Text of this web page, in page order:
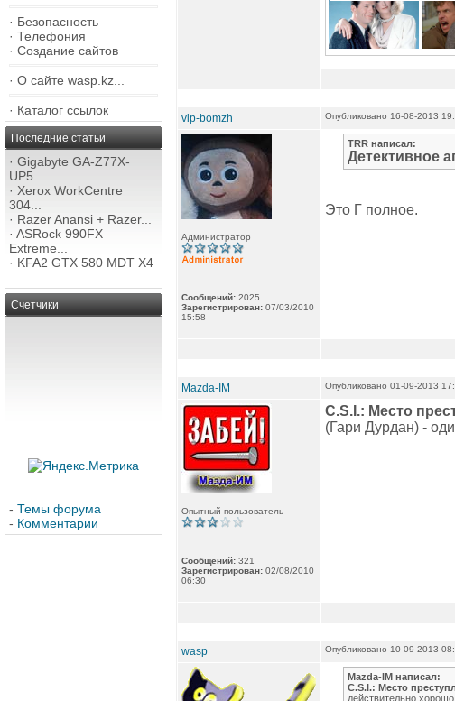
· Безопасность
· Телефония
· Создание сайтов
· О сайте wasp.kz...
· Каталог ссылок
Последние статьи
· Gigabyte GA-Z77X-
UP5...
· Xerox WorkCentre
304...
· Razer Anansi + Razer...
· ASRock 990FX
Extreme...
· KFA2 GTX 580 MDT X4
Счетчики
- Темы форума
- Комментарии
vip-bomzh Опубликовано 16-08-2013
Администратор
Сообщений: 2025
Зарегистрирован: 07/03/2010
15:58
TRR написал:
Детективное
Это Г полное.
Mazda-IM Опубликовано 01-09-2013
Опытный пользователь
Сообщений: 321
Зарегистрирован: 02/08/2010
06:30
C.S.I.: Место
(Гари Дурдан) -
wasp Опубликовано 10-09-2013
Mazda-IM написал:
C.S.I.: Место
действительно